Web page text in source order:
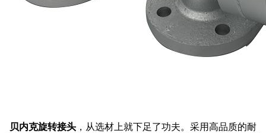
贝内克旋转接头 ，从选材上就下足了功夫。采用高品质的耐